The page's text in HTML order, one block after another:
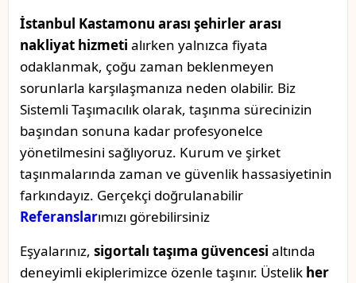
İstanbul Kastamonu arası şehirler arası
nakliyat hizmeti alırken yalnızca fiyata
odaklanmak, çoğu zaman beklenmeyen
sorunlarla karşılaşmanıza neden olabilir. Biz
Sistemli Taşımacılık olarak, taşınma sürecinizin
başından sonuna kadar profesyonelce
yönetilmesini sağlıyoruz. Kurum ve şirket
taşınmalarında zaman ve güvenlik hassasiyetinin
farkındayız. Gerçekçi doğrulanabilir
Referanslarımızı görebilirsiniz
Eşyalarınız, sigortalı taşıma güvencesi altında
deneyimli ekiplerimizce özenle taşınır. Üstelik her